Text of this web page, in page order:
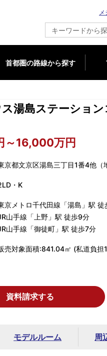
首都圏の路線から探す
湯島ステーション
～16,000万円
京都文京区湯島三丁目1番4他（
・K
京メトロ千代田線「湯島」駅 徒
山手線「上野」駅 徒歩9分
山手線「御徒町」駅 徒歩7分
売対象面積:841.04㎡ (私道負担
資料請求する
モデルルーム 周